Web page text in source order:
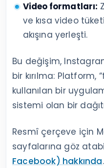
Video formatları:
ve kısa video
akışına yerleşti.
Bu değişim,
bir kırılma:
kullanılan bir
sistemi olan bir
Resmî çerçeve için
sayfalarına göz
Facebook) hakkında.